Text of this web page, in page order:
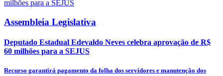
Assembleia Legislativa
Deputado Estadual Edevaldo Neves celebra aprovação de R$
60 milhões para a SEJUS
Recurso garantirá pagamento da folha dos servidores e manutenção dos